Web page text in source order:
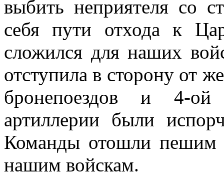
выбить неприятеля со
себя пути отхода к
сложился для наших
отступила в сторону от
бронепоездов и 4-
артиллерии были
Команды отошли пешим
нашим войскам.